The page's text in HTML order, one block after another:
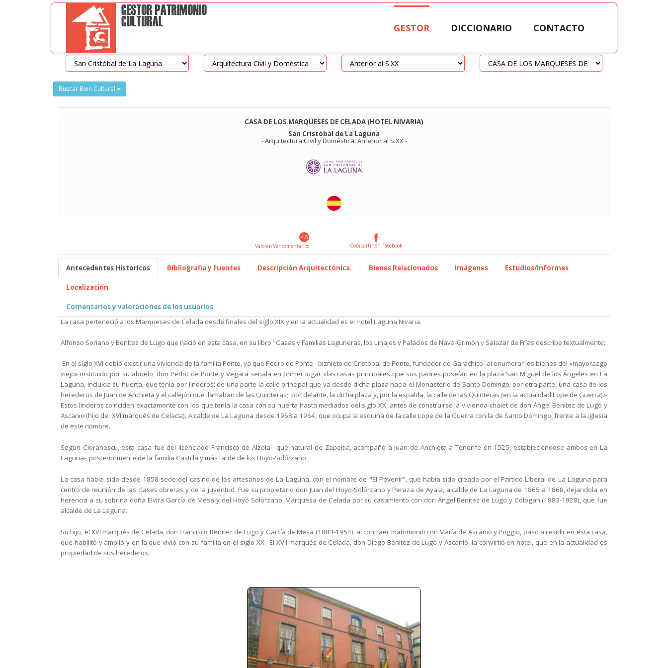
GESTOR DICCIONARIO CONTACTO
Buscar Bien Cultural
CASA DE LOS MARQUESES DE CELADA (HOTEL NIVARIA)
San Cristóbal de La Laguna
-Arquitectura Civil y Doméstica. Anterior al S.XX-
4,5
Valorar/Ver comentarios
Compartir en Facebook
Antecedentes Historicos Bibliografia y Fuentes Descripción Arquitectónica. Bienes Relacionados Imágenes Estudios/Informes
Localización
Comentarios y valoraciones de los usuarios
La casa perteneció a los Marqueses de Celada desde finales del siglo XIX y en la actualidad es el Hotel Laguna Nivaria.
Alfonso Soriano y Benítez de Lugo que nació en esta casa, en su libro "Casas y Familias Laguneras, los Linajes y Palacios de Nava-Grimón y Salazar de Frías describe textualmente:
En el siglo XVI debió existir una vivienda de la familia Ponte, ya que Pedro de Ponte –biznieto de Cristóbal de Ponte, fundador de Garachico- al enumerar los bienes del «mayorazgo
viejo» instituido por su abuelo, don Pedro de Ponte y Vegara señala en primer lugar «las casas principales que sus padres poseían en la plaza San Miguel de los Ángeles en La
Laguna, incluida su huerta, que tenía por linderos: de una parte la calle principal que va desde dicha plaza hacia el Monasterio de Santo Domingo; por otra parte, una casa de los
herederos de Juan de Anchieta y el callejón que llamaban de las Quinteras; por delante, la dicha plaza y, por la espalda, la calle de las Quinteras (en la actualidad Lope de Guerra).»
Estos linderos coinciden exactamente con los que tenía la casa con su huerta hasta mediados del siglo XX, antes de construirse la vivienda-chalet de don Ángel Benítez de Lugo y
Ascanio (hijo del XVI marqués de Celada), Alcalde de La Laguna desde 1958 a 1964, que ocupa la esquina de la calle Lope de la Guerra con la de Santo Domingo, frente a la iglesia
de este nombre.
Según Cioranescu, esta casa fue del licenciado Francisco de Alzola –que natural de Zapeitia, acompañó a Juan de Anchieta a Tenerife en 1525, estableciéndose ambos en La
Laguna-, posteriormente de la familia Castilla y más tarde de los Hoyo-Solórzano.
La casa habia sido desde 1858 sede del casino de los artesanos de La Laguna, con el nombre de "El Povenir", que había sido creado por el Partido Liberal de La Laguna para
centro de reunión de las clases obreras y de la juventud. Fue su propietario don Juan del Hoyo-Solórzano y Peraza de Ayala, alcalde de La Laguna de 1865 a 1868, dejandola en
herencia a su sobrina doña Elvira García de Mesa y del Hoyo Solórzano, Marquesa de Celada por su casamiento con don Ángel Benítez de Lugo y Cólogan (1883-1928), que fue
alcalde de La Laguna.
Su hijo, el XVI marqués de Celada, don Francisco Benítez de Lugo y García de Mesa (1883-1954), al contraer matrimonio con María de Ascanio y Poggio, pasó a residir en esta casa,
que habilitó y amplió y en la que vivió con su familia en el siglo XX. El XVII marqués de Celada, don Diego Benítez de Lugo y Ascanio, la convirtió en hotel, que en la actualidad es
propiedad de sus herederos.